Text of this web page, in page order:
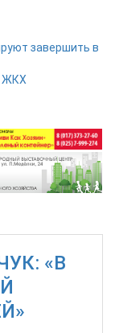
завершить в
ЖКХ
«В